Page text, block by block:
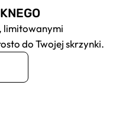
limitowanymi
do Twojej skrzynki.